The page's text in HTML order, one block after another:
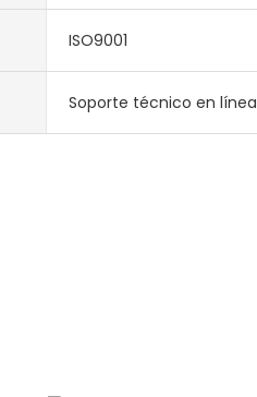
ISO9001
Soporte técnico en línea